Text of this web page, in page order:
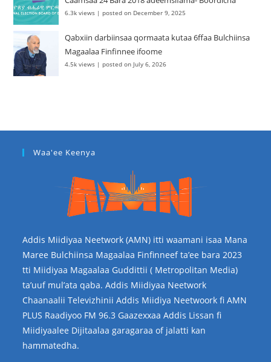
6.3k views |posted on December 9, 2025
Qabxiin darbiinsaa qormaata kutaa 6ffaa Bulchiinsa
Magaalaa Finfinnee ifoome
4.5k views |posted on July 6, 2026
Waa'ee Keenya
Addis Miidiyaa Neetwork (AMN) itti waamani isaa Mana
Maree Bulchiinsa Magaalaa Finfinneef ta’ee bara 2023
tti Miidiyaa Magaalaa Guddittii ( Metropolitan Media)
ta’uuf mul’ata qaba. Addis Miidiyaa Neetwork
Chaanaalii Televizhinii Addis Miidiya Neetwoork fi AMN
PLUS Raadiyoo FM 96.3 Gaazexxaa Addis Lissan fi
Miidiyaalee Dijitaalaa garagaraa of jalatti kan
hammatedha.